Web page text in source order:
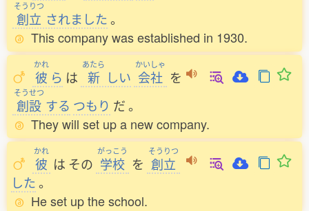
そうりつ
創立 されました。
This company was established in 1930.
かれ
彼 ら は
あたら
新 しい
かいしゃ
会社 を
そうせつ
創設 する つもり だ。
They will set up a new company.
かれ
彼 は その
がっこう
学校 を
そうりつ
創立
した。
He set up the school.